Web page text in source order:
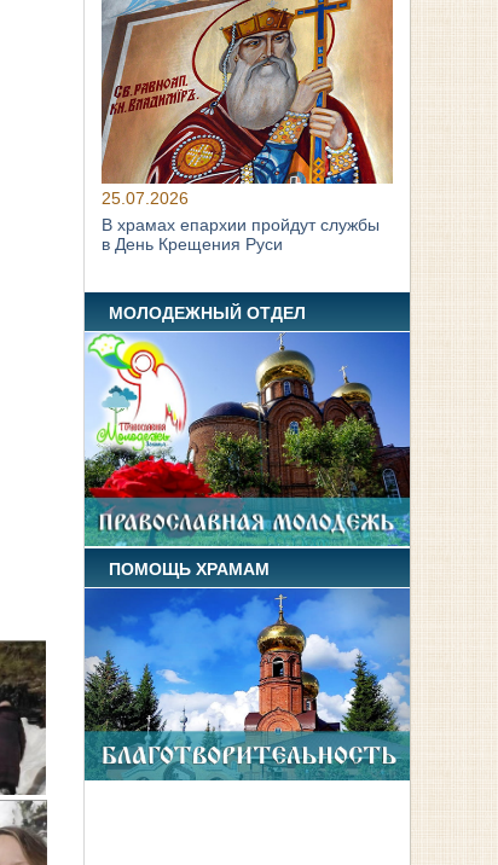
25.07.2026
В храмах епархии пройдут службы
в День Крещения Руси
МОЛОДЕЖНЫЙ ОТДЕЛ
ПОМОЩЬ ХРАМАМ